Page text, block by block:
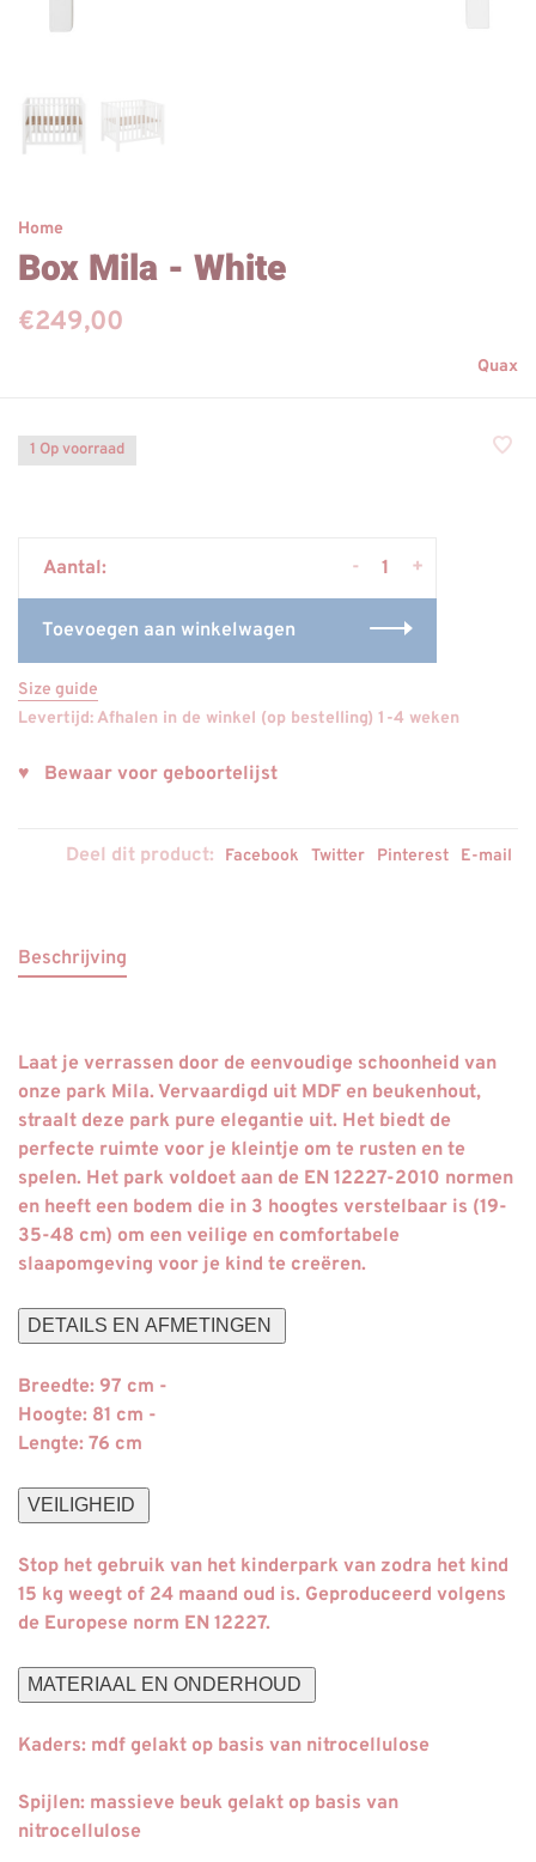
Home
Box Mila - White
€249,00
Quax
1 Op voorraad
Aantal: +
-
Toevoegen aan winkelwagen
Size guide
Levertijd: Afhalen in de winkel (op bestelling) 1-4 weken
♥ Bewaar voor geboortelijst
Deel dit product: Facebook Twitter Pinterest E-mail
Beschrijving
Laat je verrassen door de eenvoudige schoonheid van
onze park Mila. Vervaardigd uit MDF en beukenhout,
straalt deze park pure elegantie uit. Het biedt de
perfecte ruimte voor je kleintje om te rusten en te
spelen. Het park voldoet aan de EN 12227-2010 normen
en heeft een bodem die in 3 hoogtes verstelbaar is (19-
35-48 cm) om een veilige en comfortabele
slaapomgeving voor je kind te creëren.
DETAILS EN AFMETINGEN
Breedte: 97 cm -
Hoogte: 81 cm -
Lengte: 76 cm
VEILIGHEID
Stop het gebruik van het kinderpark van zodra het kind
15 kg weegt of 24 maand oud is. Geproduceerd volgens
de Europese norm EN 12227.
MATERIAAL EN ONDERHOUD
Kaders: mdf gelakt op basis van nitrocellulose
Spijlen: massieve beuk gelakt op basis van
nitrocellulose